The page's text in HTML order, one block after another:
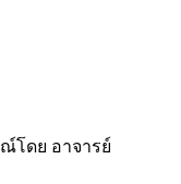
โดย อาจารย์